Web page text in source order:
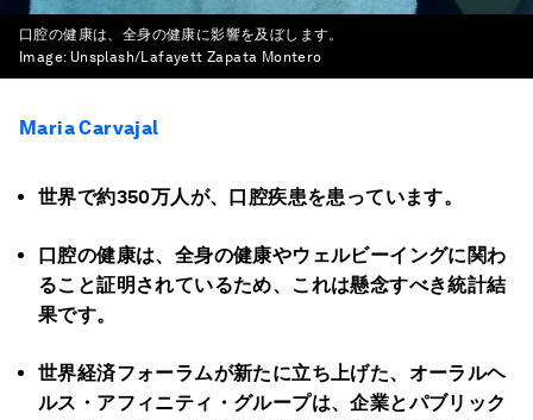
口腔の健康は、全身の健康に影響を及ぼします。
Image: Unsplash/Lafayett Zapata Montero
Maria Carvajal
世界で約350万人が、口腔疾患を患っています。
口腔の健康は、全身の健康やウェルビーイングに関わ
ること証明されているため、これは懸念すべき統計結
果です。
世界経済フォーラムが新たに立ち上げた、オーラルヘ
ルス・アフィニティ・グループは、企業とパブリック